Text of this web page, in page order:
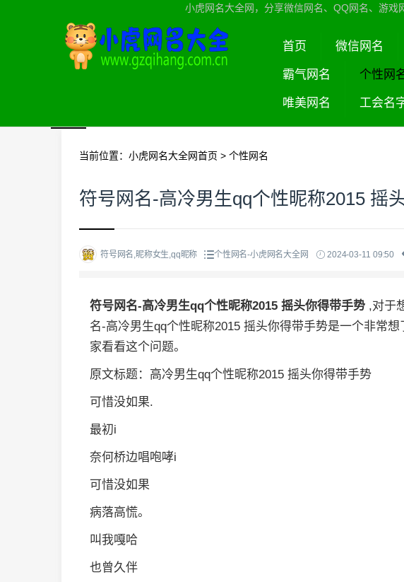
小虎网名大全网，分享微信网名、QQ网名、游戏
首页 微信网名
霸气网名 个性网
唯美网名 工会名
当前位置： 小虎网名大全网首页 > 个性网名
符号网名-高冷男生qq个性昵称2015 摇
符号网名,昵称女生,qq昵称 个性网名-小虎网名大全网 2024-03-11 09:50
符号网名-高冷男生qq个性昵称2015 摇头你得带手势 ,对于
名-高冷男生qq个性昵称2015 摇头你得带手势是一个非常
家看看这个问题。
原文标题：高冷男生qq个性昵称2015 摇头你得带手势
可惜没如果.
最初i
奈何桥边唱咆哮i
可惜没如果
病落高慌。
叫我嘎哈
也曾久伴